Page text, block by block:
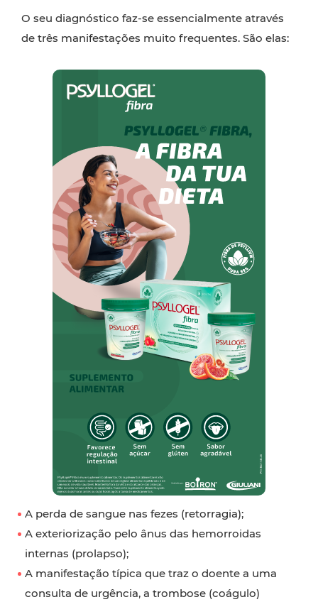
O seu diagnóstico faz-se essencialmente através
de três manifestações muito frequentes. São elas:
A perda de sangue nas fezes (retorragia);
A exteriorização pelo ânus das hemorroidas
internas (prolapso);
A manifestação típica que traz o doente a uma
consulta de urgência, a trombose (coágulo)